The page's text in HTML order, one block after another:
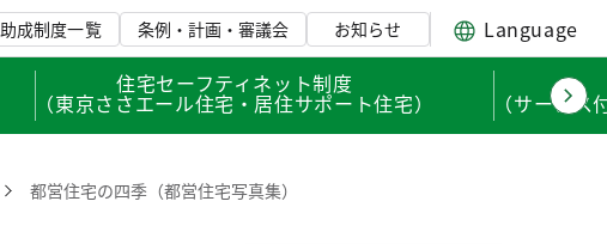
助成制度一覧 条例・計画・審議会 お知らせ
Language
住宅セーフティネット制度
（東京ささエール住宅・居住サポート住宅） （サービ
都営住宅の四季（都営住宅写真集）